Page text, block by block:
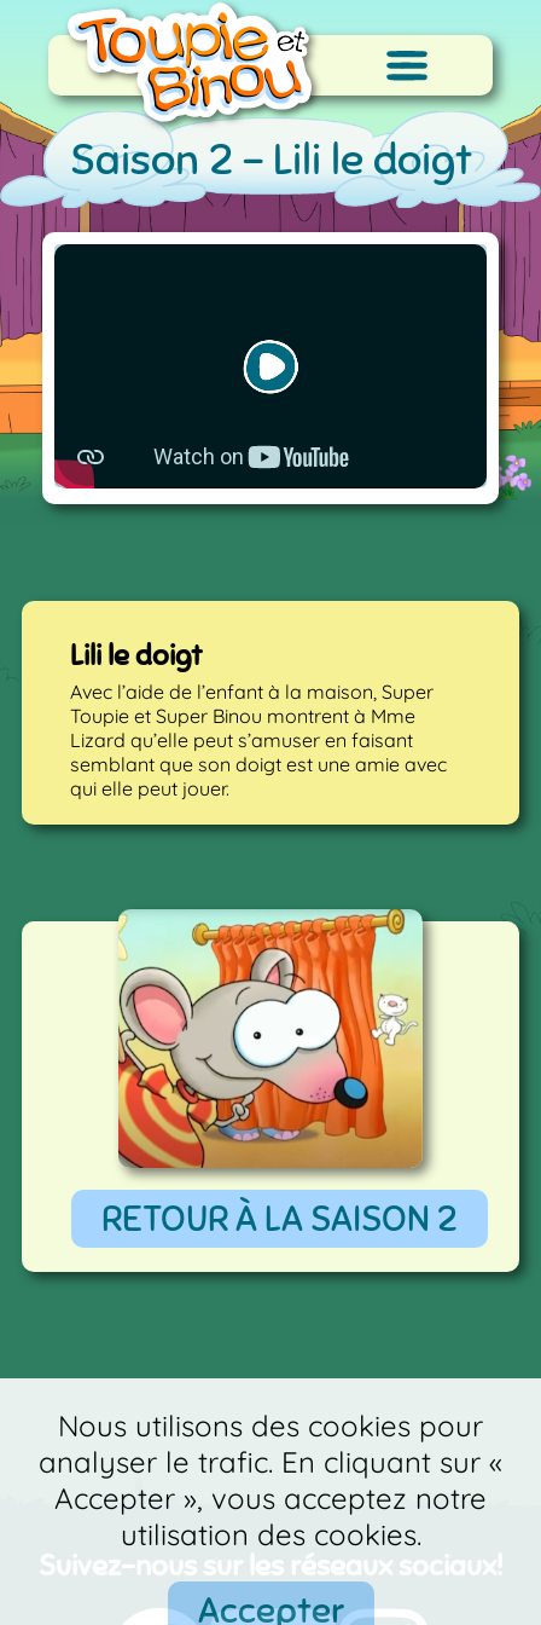
Saison 2 - Lili le doigt
Lili le doigt
Avec l’aide de l’enfant à la maison, Super
Toupie et Super Binou montrent à Mme
Lizard qu’elle peut s’amuser en faisant
semblant que son doigt est une amie avec
qui elle peut jouer.
RETOUR À LA SAISON 2
Suivez-nous sur les réseaux sociaux!
Nous utilisons des cookies pour
analyser le trafic. En cliquant sur «
Accepter », vous acceptez notre
utilisation des cookies.
Accepter